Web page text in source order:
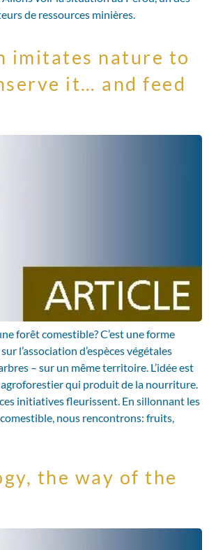
de ressources minières.
imitates nature to
it… and feed
forêt comestible? C’est une forme
l’association d’espèces végétales
– sur un même territoire. L’idée est
agroforestier qui produit de la nourriture.
initiatives fleurissent. En sillonnant les
nous rencontrons: fruits,
the way of the